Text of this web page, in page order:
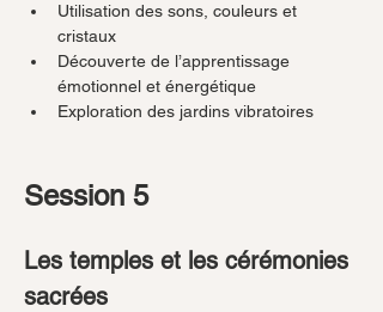
Utilisation des sons, couleurs et
cristaux
Découverte de l’apprentissage
émotionnel et énergétique
Exploration des jardins vibratoires
Session 5
Les temples et les cérémonies
sacrées